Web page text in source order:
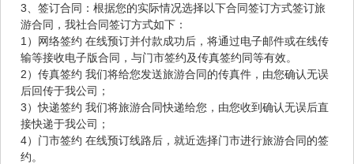
3、签订合同：根据您的实际情况选择以下合同签订方式签订旅
游合同，我社合同签订方式如下：
1）网络签约 在线预订并付款成功后，将通过电子邮件或在线传
输等接收电子版合同，与门市签约及传真签约同等有效。
2）传真签约 我们将给您发送旅游合同的传真件，由您确认无误
后回传于我公司；
3）快递签约 我们将旅游合同快递给您，由您收到确认无误后直
接快递于我公司；
4）门市签约 在线预订线路后，就近选择门市进行旅游合同的签
约。